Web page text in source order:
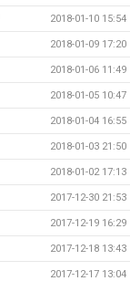
2018-01-10 15:54
2018-01-09 17:20
2018-01-06 11:49
2018-01-05 10:47
2018-01-04 16:55
2018-01-03 21:50
2018-01-02 17:13
2017-12-30 21:53
2017-12-19 16:29
2017-12-18 13:43
2017-12-17 13:04